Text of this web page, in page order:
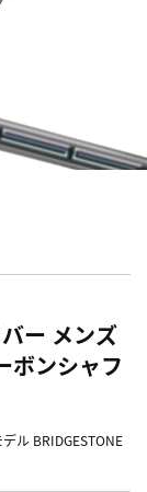
ー メンズ
ボンシャフ
ル BRIDGESTONE